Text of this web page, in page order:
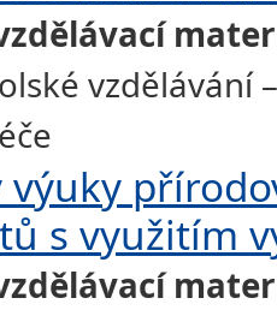
vzdělávání
výuky
s využitím